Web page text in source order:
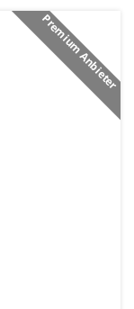
Premium Anbieter